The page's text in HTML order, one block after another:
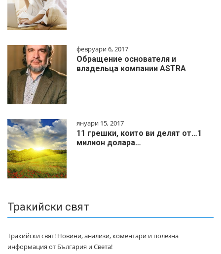
февруари 6, 2017
Обращение основателя и
владельца компании ASTRA
януари 15, 2017
11 грешки, които ви делят от…1
милиoн дoлapa…
Тракийски свят
Тракийски свят! Новини, анализи, коментари и полезна
информация от България и Света!